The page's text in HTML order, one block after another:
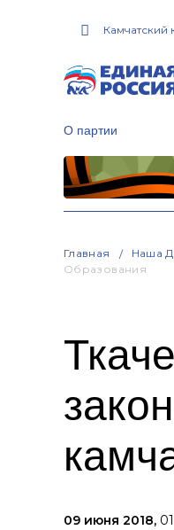
Камчатский
О партии
Главная Наша
Образования
09 июня 2018,